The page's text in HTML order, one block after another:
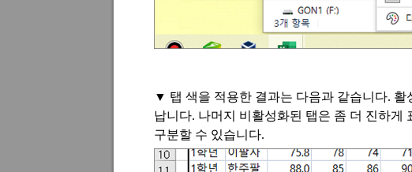
▼ 탭 색을 적용한 결과는 다음과 같습니다. 활
납니다. 나머지 비활성화된 탭은 좀 더 진하게
구분할 수 있습니다.